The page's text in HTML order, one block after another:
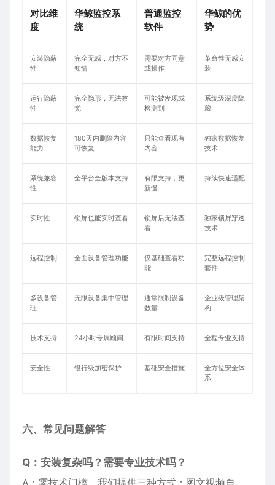
对比维
度
华鲸监控系
统
普通监控
软件
华鲸的优
势
安装隐蔽
性
完全无感，对方不
知情
需要对方同意
或操作
革命性无感安
装
运行隐蔽
性
完全隐形，无法察
觉
可能被发现或
检测到
系统级深度隐
藏
数据恢复
能力
180天内删除内容
可恢复
只能查看现有
内容
独家数据恢复
技术
系统兼容
性
全平台全版本支持
有限支持，更
新慢
持续快速适配
实时性 锁屏也能实时查看
锁屏后无法查
看
独家锁屏穿透
技术
远程控制 全面设备管理功能
仅基础查看功
能
完整远程控制
套件
多设备管
理
无限设备集中管理
通常限制设备
数量
企业级管理架
构
技术支持 24小时专属顾问 有限时间支持 全程专业支持
安全性 银行级加密保护 基础安全措施
全方位安全体
系
六、常见问题解答
Q：安装复杂吗？需要专业技术吗？